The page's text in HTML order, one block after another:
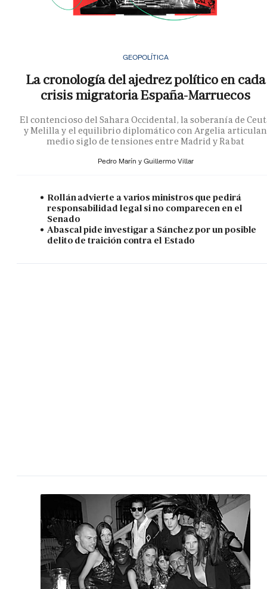
GEOPOLÍTICA
La cronología del ajedrez político en cada
crisis migratoria España-Marruecos
El contencioso del Sahara Occidental, la soberanía de
y Melilla y el equilibrio diplomático con Argelia articulan
medio siglo de tensiones entre Madrid y Rabat
Pedro Marín y Guillermo Villar
Rollán advierte a varios ministros que pedirá
responsabilidad legal si no comparecen en el
Senado
Abascal pide investigar a Sánchez por un posible
delito de traición contra el Estado